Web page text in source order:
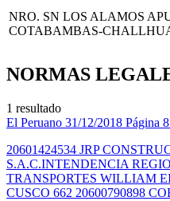
NRO. SN LOS ALAMOS
COTABAMBAS-
NORMAS
1 resultado
El Peruano 31/12/2018 Página
20601424534 JRP
S.A.C.INTENDENCIA
TRANSPORTES WILLIAM
CUSCO 662 20600790898